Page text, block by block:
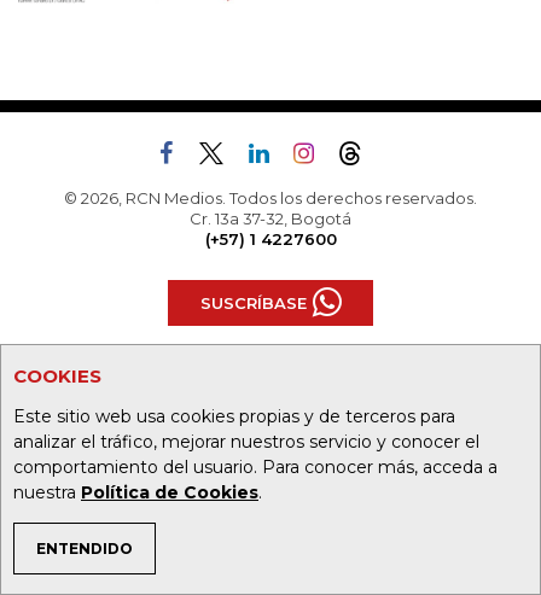
COOKIES
Este sitio web usa cookies propias y de terceros para
analizar el tráfico, mejorar nuestros servicio y conocer el
comportamiento del usuario. Para conocer más, acceda a
nuestra Política de Cookies.
ENTENDIDO
TEMAS DE INTERÉS
© 2026, RCN Medios. Todos los derechos reservados.
Cr. 13a 37-32, Bogotá
(+57) 1 4227600
SUSCRÍBASE
Agronegocios Alta Gerencia
Análisis
Caja Fuerte